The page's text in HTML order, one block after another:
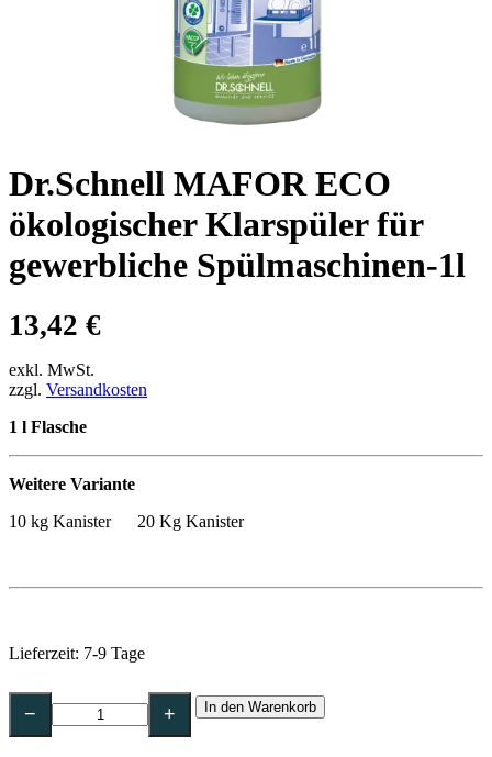
Dr.Schnell MAFOR ECO
ökologischer Klarspüler für
gewerbliche Spülmaschinen-1l
13,42 €
exkl. MwSt.
zzgl. Versandkosten
1 l Flasche
Weitere Variante
10 kg Kanister 20 Kg Kanister
Lieferzeit: 7-9 Tage
Dr.Schnell
MAFOR
− + In den Warenkorb